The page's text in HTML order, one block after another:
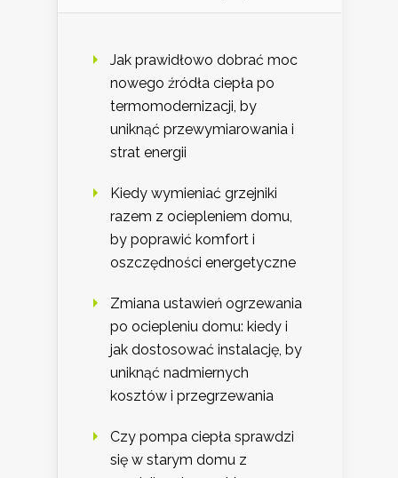
Jak prawidłowo dobrać moc
nowego źródła ciepła po
termomodernizacji, by
uniknąć przewymiarowania i
strat energii
Kiedy wymieniać grzejniki
razem z ociepleniem domu,
by poprawić komfort i
oszczędności energetyczne
Zmiana ustawień ogrzewania
po ociepleniu domu: kiedy i
jak dostosować instalację, by
uniknąć nadmiernych
kosztów i przegrzewania
Czy pompa ciepła sprawdzi
się w starym domu z